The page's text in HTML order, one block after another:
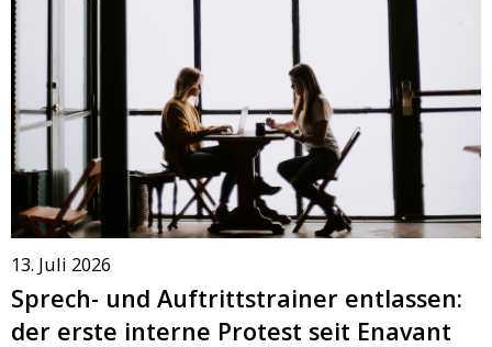
13. Juli 2026
Sprech- und Auftrittstrainer entlassen:
der erste interne Protest seit Enavant